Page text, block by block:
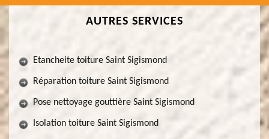
AUTRES SERVICES
Etancheite toiture Saint Sigismond
Réparation toiture Saint Sigismond
Pose nettoyage gouttière Saint Sigismond
Isolation toiture Saint Sigismond